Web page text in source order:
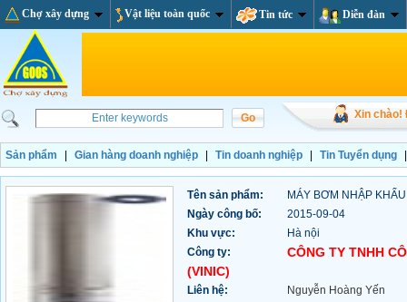
Chợ xây dựng Vật liệu toàn quốc Tin tức Diễn đàn
Xin chào!
Sản phẩm Gian hàng doanh nghiệp Tin doanh nghiệp Tin Tuyển dụng
Tên sản phẩm:
MÁY BƠM NHẬP
Ngày công bố:
2015-09-04
Khu vực:
Hà nội
Công ty:
CÔNG TY TNHH
(VINIC)
Liên hệ:
Nguyễn Hoàng Yến